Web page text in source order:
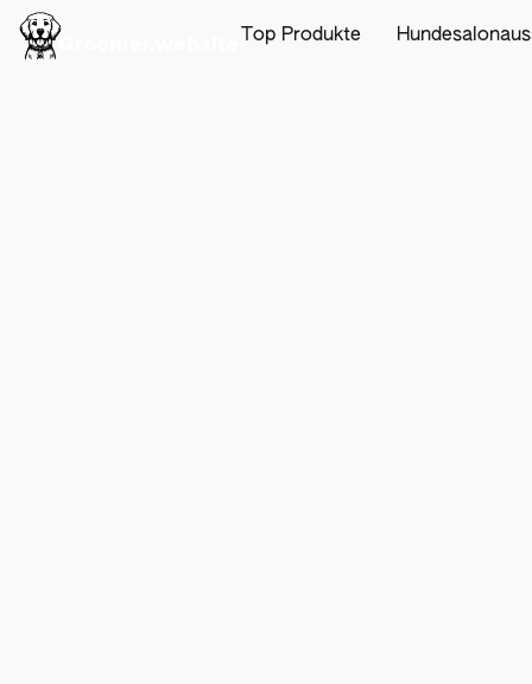
Top Produkte